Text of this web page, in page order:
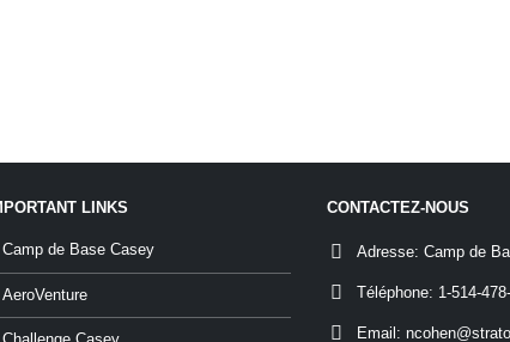
LINKS
Camp de Base Casey
AeroVenture
CONTACTEZ-NOUS
Adresse: Camp de
Téléphone: 1-514-
Email: